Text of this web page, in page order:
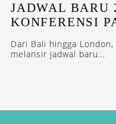
JADWAL BARU
KONFERENSI
Dari Bali hingga
melansir jadwal baru...